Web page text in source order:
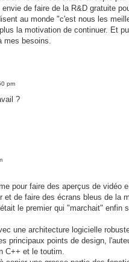
de faire de la R&D gratuite
au monde "c'est nous les
la motivation de continuer. Et
besoins.
pm
?
pour faire des aperçus de vidéo
et de faire des écrans bleus de la
le premier qui "marchait" enfin
une architecture logicielle
principaux points de design,
C++ et le toutim.